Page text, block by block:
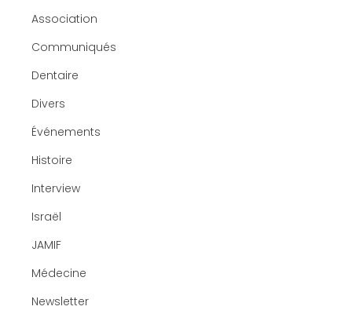
Association
Communiqués
Dentaire
Divers
Événements
Histoire
Interview
Israël
JAMIF
Médecine
Newsletter